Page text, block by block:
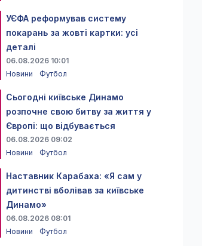
УЄФА реформував систему
покарань за жовті картки: усі
деталі
06.08.2026 10:01
Новини
Футбол
Сьогодні київське Динамо
розпочне свою битву за життя у
Європі: що відбувається
06.08.2026 09:02
Новини
Футбол
Наставник Карабаха: «Я сам у
дитинстві вболівав за київське
Динамо»
06.08.2026 08:01
Новини
Футбол